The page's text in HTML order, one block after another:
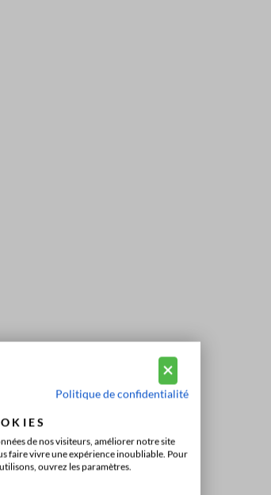
Politique de confidentialité
de nos visiteurs, améliorer notre site
faire vivre une expérience inoubliable. Pour
ouvrez les paramètres.